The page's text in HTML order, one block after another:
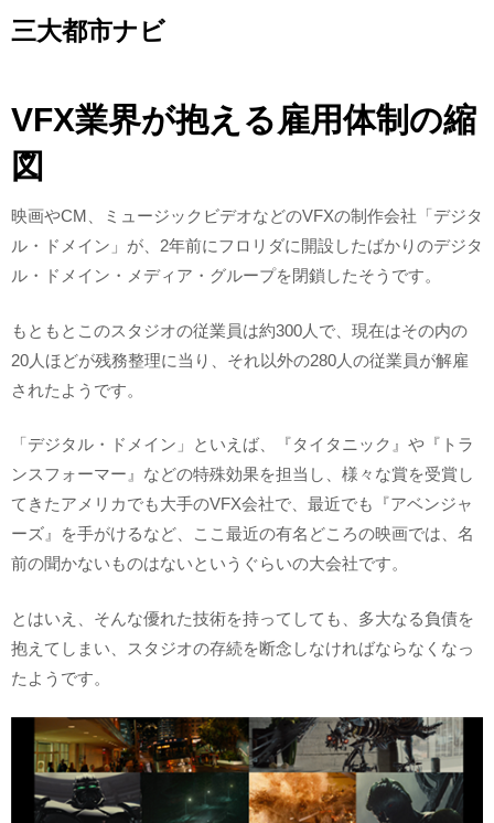
to三大都市ナビ
VFX業界が抱える雇用体制の縮
図
映画やCM、ミュージックビデオなどのVFXの制作会社「デジタ
ル・ドメイン」が、2年前にフロリダに開設したばかりのデジタ
ル・ドメイン・メディア・グループを閉鎖したそうです。
もともとこのスタジオの従業員は約300人で、現在はその内の
20人ほどが残務整理に当り、それ以外の280人の従業員が解雇
されたようです。
「デジタル・ドメイン」といえば、『タイタニック』や『トラ
ンスフォーマー』などの特殊効果を担当し、様々な賞を受賞し
てきたアメリカでも大手のVFX会社で、最近でも『アベンジャ
ーズ』を手がけるなど、ここ最近の有名どころの映画では、名
前の聞かないものはないというぐらいの大会社です。
とはいえ、そんな優れた技術を持ってしても、多大なる負債を
抱えてしまい、スタジオの存続を断念しなければならなくなっ
たようです。